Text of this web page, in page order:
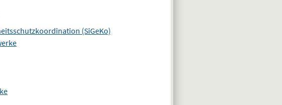
(SiGeKo)